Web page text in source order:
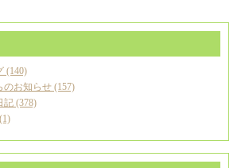
(140)
のお知らせ (157)
記 (378)